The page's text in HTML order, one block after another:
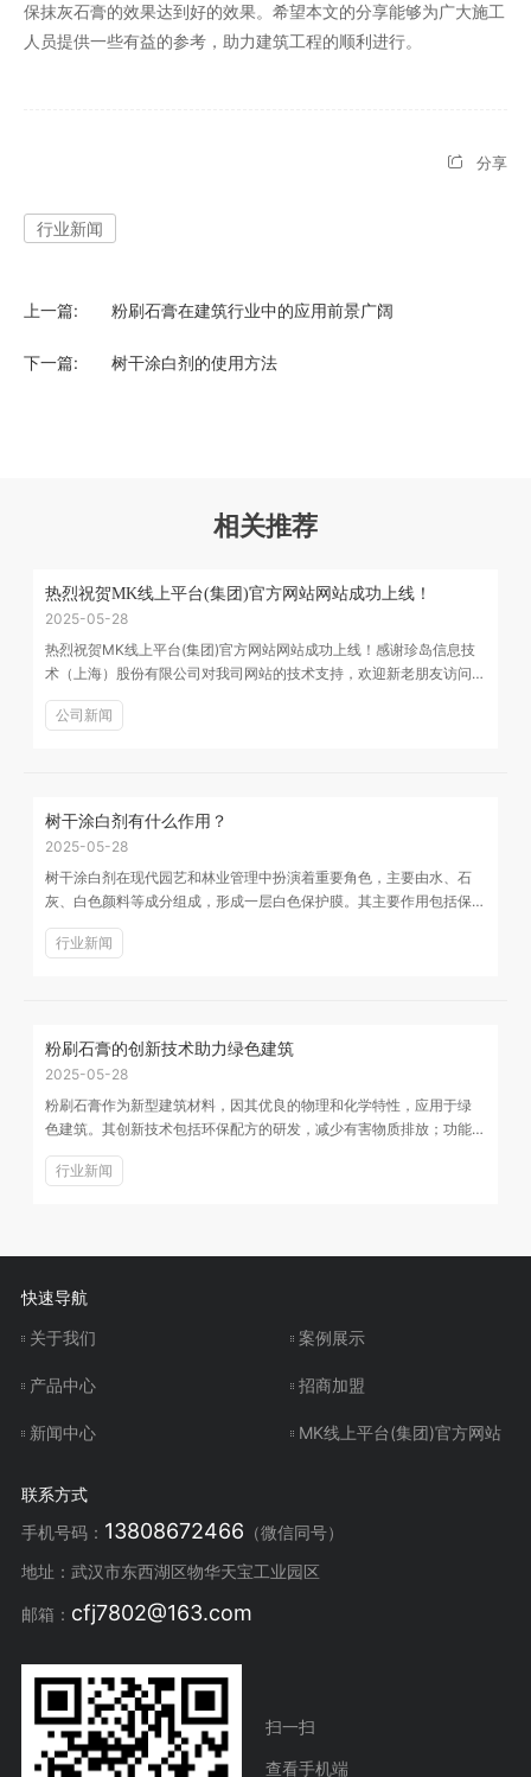
保抹灰石膏的效果达到好的效果。希望本文的分享能够为广大施工
人员提供一些有益的参考，助力建筑工程的顺利进行。
分享
行业新闻
上一篇: 粉刷石膏在建筑行业中的应用前景广阔
下一篇: 树干涂白剂的使用方法
相关推荐
热烈祝贺MK线上平台(集团)官方网站网站成功上线！
2025-05-28
热烈祝贺MK线上平台(集团)官方网站网站成功上线！感谢珍岛信息技
术（上海）股份有限公司对我司网站的技术支持，欢迎新老朋友访问
浏览网站。
公司新闻
树干涂白剂有什么作用？
2025-05-28
树干涂白剂在现代园艺和林业管理中扮演着重要角色，主要由水、石
灰、白色颜料等成分组成，形成一层白色保护膜。其主要作用包括保
护树木免受病虫害、减少日灼和冻害、促进树木生长...
行业新闻
粉刷石膏的创新技术助力绿色建筑
2025-05-28
粉刷石膏作为新型建筑材料，因其优良的物理和化学特性，应用于绿
色建筑。其创新技术包括环保配方的研发，减少有害物质排放；功能
性添加剂的应用，如抗菌剂和保温材料，提升建筑性...
行业新闻
快速导航
关于我们
产品中心
新闻中心
案例展示
招商加盟
MK线上平台(集团)官方网站
联系方式
手机号码： 13808672466 （微信同号）
地址：武汉市东西湖区物华天宝工业园区
邮箱： cfj7802@163.com
扫一扫
查看手机端